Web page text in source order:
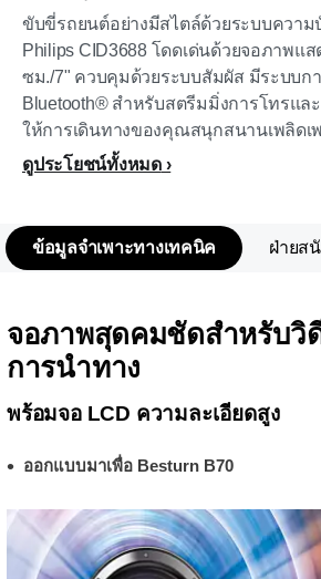
ขับขี่รถยนต์อย่างมีสไตล์ด้วยระบบความ
Philips CID3688 โดดเด่นด้วยจอภาพแ
ซม./7" ควบคุมด้วยระบบสัมผัส มีระบบก
Bluetooth® สำหรับสตรีมมิ่งการโทรและ
ให้การเดินทางของคุณสนุกสนานเพลิดเ
ดูประโยชน์ทั้งหมด
ข้อมูลจำเพาะทางเทคนิค ฝ่ายส
จอภาพสุดคมชัดสำหรับวิ
การนำทาง
พร้อมจอ LCD ความละเอียดสูง
ออกแบบมาเพื่อ Besturn B70